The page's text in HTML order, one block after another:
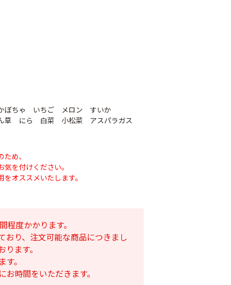
ぼちゃ いちご メロン すいか
草 にら 白菜 小松菜 アスパラガス
め、
を付けください。
をオススメいたします。
度かかります。
おり、注文可能な商品につきまし
ます。
。
時間をいただきます。